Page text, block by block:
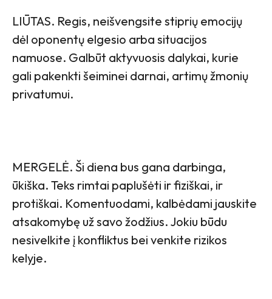
LIŪTAS. Regis, neišvengsite stiprių emocijų
dėl oponentų elgesio arba situacijos
namuose. Galbūt aktyvuosis dalykai, kurie
gali pakenkti šeiminei darnai, artimų žmonių
privatumui.
MERGELĖ. Ši diena bus gana darbinga,
ūkiška. Teks rimtai paplušėti ir fiziškai, ir
protiškai. Komentuodami, kalbėdami jauskite
atsakomybę už savo žodžius. Jokiu būdu
nesivelkite į konfliktus bei venkite rizikos
kelyje.